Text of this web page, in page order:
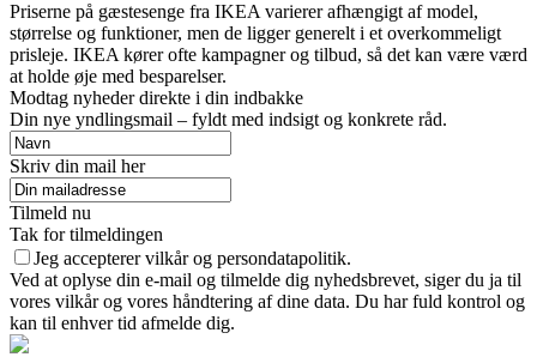
Priserne på gæstesenge fra IKEA varierer afhængigt af model,
størrelse og funktioner, men de ligger generelt i et overkommeligt
prisleje. IKEA kører ofte kampagner og tilbud, så det kan være værd
at holde øje med besparelser.
Modtag nyheder direkte i din indbakke
Din nye yndlingsmail – fyldt med indsigt og konkrete råd.
Skriv din mail her
Tilmeld nu
Tak for tilmeldingen
Jeg accepterer vilkår og persondatapolitik.
Ved at oplyse din e-mail og tilmelde dig nyhedsbrevet, siger du ja til
vores vilkår og vores håndtering af dine data. Du har fuld kontrol og
kan til enhver tid afmelde dig.